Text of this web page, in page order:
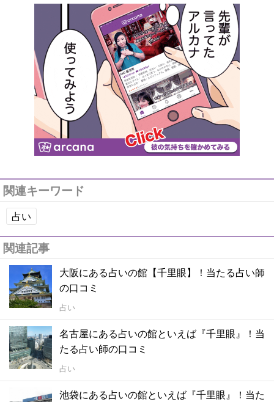
関連キーワード
占い
関連記事
大阪にある占いの館【千里眼】！当たる占い師
の口コミ
占い
名古屋にある占いの館といえば『千里眼』！当
たる占い師の口コミ
占い
池袋にある占いの館といえば『千里眼』！当た